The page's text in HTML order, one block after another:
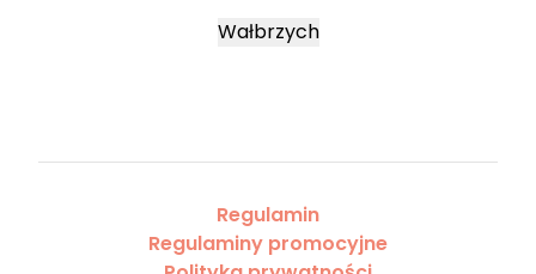
Wałbrzych
Regulamin
Regulaminy promocyjne